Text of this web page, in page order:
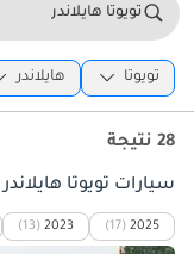
تويوتا هايلاندر
تويوتا هايلاندر
28 نتيجة
سيارات تويوتا هايلاندر 2026 مستعملة للبيع في دبي
2025
(17)
2023
(13)